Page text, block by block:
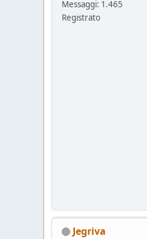
Messaggi: 1.465
Registrato
Jegriva